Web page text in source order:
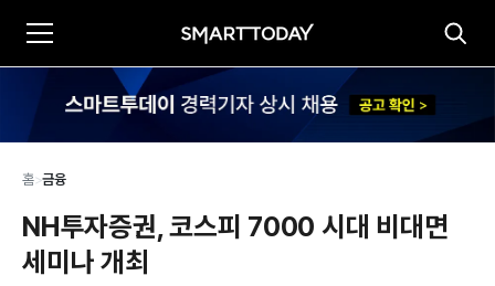
홈>금융
NH투자증권, 코스피 7000 시대 비대면
세미나 개최